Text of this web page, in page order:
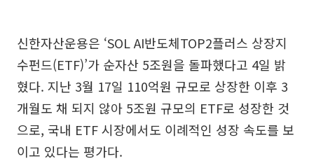
신한자산운용은 ‘SOL AI반도체TOP2플러스 상장지
수펀드(ETF)’가 순자산 5조원을 돌파했다고 4일 밝
혔다. 지난 3월 17일 110억원 규모로 상장한 이후 3
개월도 채 되지 않아 5조원 규모의 ETF로 성장한 것
으로, 국내 ETF 시장에서도 이례적인 성장 속도를 보
이고 있다는 평가다.